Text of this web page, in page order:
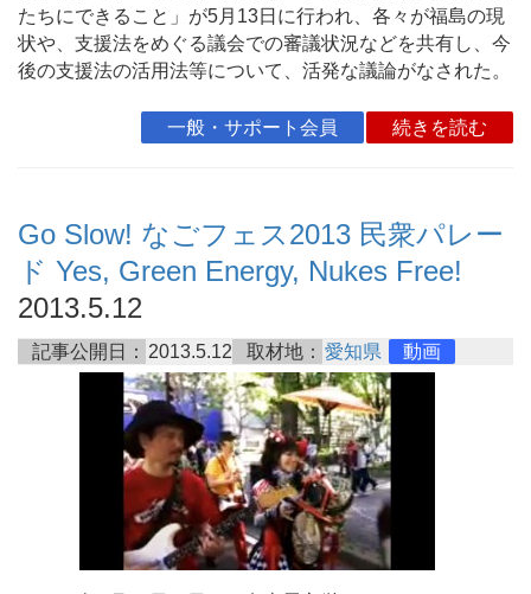
たちにできること」が5月13日に行われ、各々が福島の現
状や、支援法をめぐる議会での審議状況などを共有し、今
後の支援法の活用法等について、活発な議論がなされた。
一般・サポート会員 続きを読む
Go Slow! なごフェス2013 民衆パレー
ド Yes, Green Energy, Nukes Free!
2013.5.12
記事公開日： 2013.5.12 取材地： 愛知県 動画